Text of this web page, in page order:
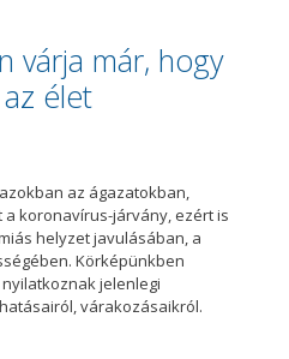
várja már, hogy
élet
az ágazatokban,
koronavírus-járvány, ezért is
helyzet javulásában, a
Körképünkben
jelenlegi
várakozásaikról.